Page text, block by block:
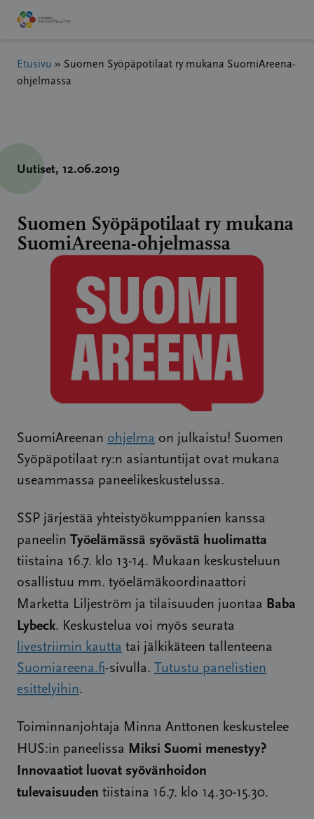
Hyppää
sisältöön
Etusivu » Suomen Syöpäpotilaat ry mukana SuomiAreena-
ohjelmassa
Uutiset, 12.06.2019
Suomen Syöpäpotilaat ry mukana
SuomiAreena-ohjelmassa
SuomiAreenan ohjelma on julkaistu! Suomen
Syöpäpotilaat ry:n asiantuntijat ovat mukana
useammassa paneelikeskustelussa.
SSP järjestää yhteistyökumppanien kanssa
paneelin Työelämässä syövästä huolimatta
tiistaina 16.7. klo 13-14. Mukaan keskusteluun
osallistuu mm. työelämäkoordinaattori
Marketta Liljeström ja tilaisuuden juontaa Baba
Lybeck. Keskustelua voi myös seurata
livestriimin kautta tai jälkikäteen tallenteena
Suomiareena.fi-sivulla. Tutustu panelistien
esittelyihin.
Toiminnanjohtaja Minna Anttonen keskustelee
HUS:in paneelissa Miksi Suomi menestyy?
Innovaatiot luovat syövänhoidon
tulevaisuuden tiistaina 16.7. klo 14.30-15.30.